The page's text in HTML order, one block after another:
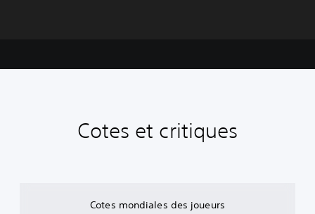
Cotes et critiques
Cotes mondiales des joueurs